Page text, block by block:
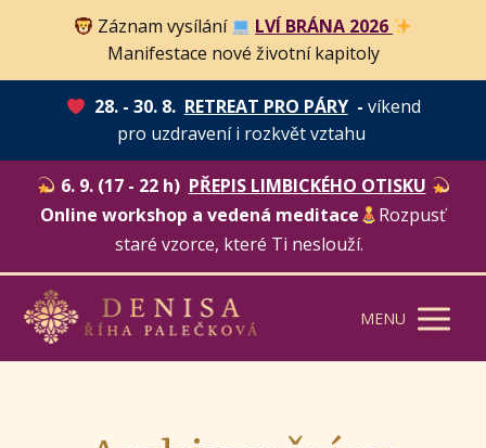
Záznam vysílání
LVÍ BRÁNA 2026
Manifestace nové životní kapitoly
28. - 30. 8. RETREAT PRO PÁRY- víkend
pro uzdravení i rozkvět vztahu
6. 9. (17 - 22 h) PŘEPIS LIMBICKÉHO OTISKU
Online workshop a vedená meditace
Rozpusť
staré vzorce, které Ti neslouží.
MENU